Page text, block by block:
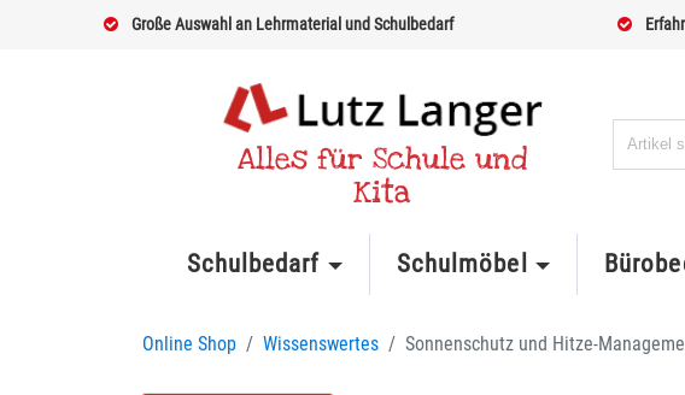
Große Auswahl an Lehrmaterial und Schulbedarf
Alles für Schule und
Kita
Schulbedarf Schulmöbel
Online Shop Wissenswertes Sonnenschutz und Hitze-